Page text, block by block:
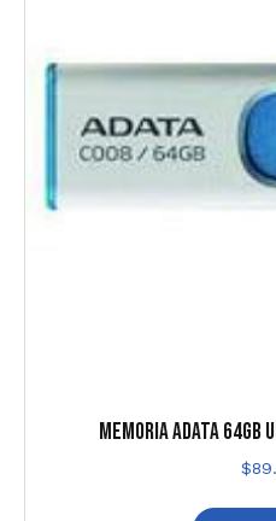
MEMORIA ADATA 64GB
$